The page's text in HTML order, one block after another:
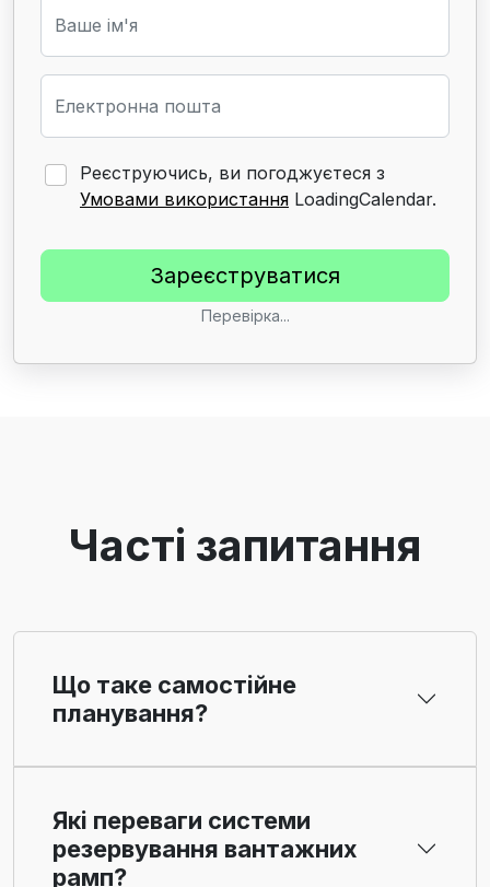
Ваше ім'я
Електронна пошта
Реєструючись, ви погоджуєтеся з
Умовами використання LoadingCalendar.
Перевірка...
Часті запитання
Що таке самостійне
планування?
Які переваги системи
резервування вантажних
рамп?